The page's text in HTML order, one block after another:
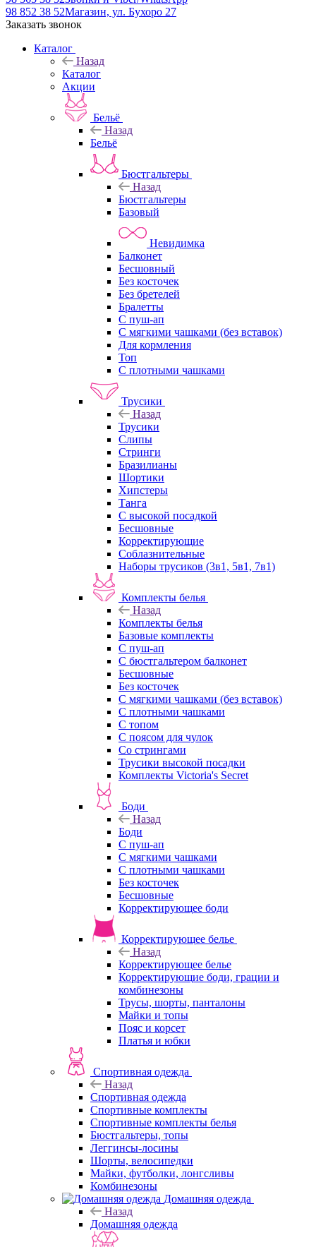
98 852 38 52Магазин, ул. Бухоро 27
Заказать звонок
Каталог
Назад
Каталог
Акции
Бельё
Назад
Бельё
Бюстгальтеры
Назад
Бюстгальтеры
Базовый
Невидимка
Балконет
Бесшовный
Без косточек
Без бретелей
Бралетты
С пуш-ап
С мягкими чашками (без вставок)
Для кормления
Топ
С плотными чашками
Трусики
Назад
Трусики
Слипы
Стринги
Бразилианы
Шортики
Хипстеры
Танга
С высокой посадкой
Бесшовные
Корректирующие
Соблазнительные
Наборы трусиков (3в1, 5в1, 7в1)
Комплекты белья
Назад
Комплекты белья
Базовые комплекты
С пуш-ап
С бюстгальтером балконет
Бесшовные
Без косточек
С мягкими чашками (без вставок)
С плотными чашками
С топом
С поясом для чулок
Со стрингами
Трусики высокой посадки
Комплекты Victoria's Secret
Боди
Назад
Боди
С пуш-ап
С мягкими чашками
С плотными чашками
Без косточек
Бесшовные
Корректирующее боди
Корректирующее белье
Назад
Корректирующее белье
Корректирующие боди, грации и
комбинезоны
Трусы, шорты, панталоны
Майки и топы
Пояс и корсет
Платья и юбки
Спортивная одежда
Назад
Спортивная одежда
Спортивные комплекты
Спортивные комплекты белья
Бюстгальтеры, топы
Леггинсы-лосины
Шорты, велосипедки
Майки, футболки, лонгсливы
Комбинезоны
Домашняя одежда
Назад
Домашняя одежда